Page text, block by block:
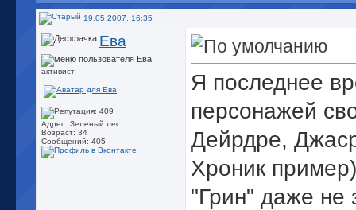
19.05.2007, 16:35
Ева
активист
Адрес: Зеленый лес
Возраст: 34
Сообщений: 405
Я последнее
персонажей
Дейрдре,
Хроник
"Грин" даже не